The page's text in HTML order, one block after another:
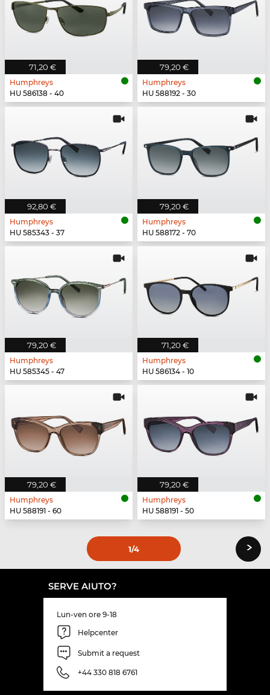
71,20 €
Humphreys
HU 586138 - 40
79,20 €
Humphreys
HU 588192 - 30
92,80 €
Humphreys
HU 585343 - 37
79,20 €
Humphreys
HU 588172 - 70
79,20 €
Humphreys
HU 585345 - 47
71,20 €
Humphreys
HU 586134 - 10
79,20 €
Humphreys
HU 588191 - 60
79,20 €
Humphreys
HU 588191 - 50
1/4 ›
SERVE AIUTO?
Lun-ven ore 9-18
Helpcenter
Submit a request
+44 330 818 6761